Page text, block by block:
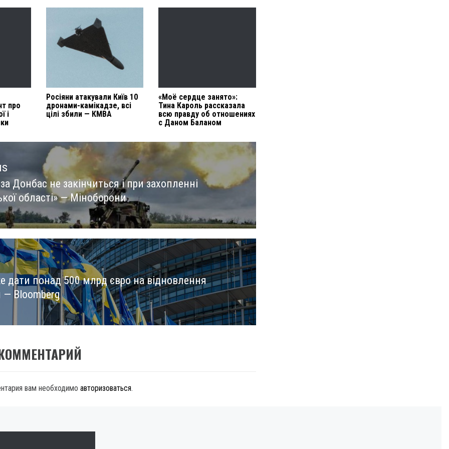
про
і
Росіяни атакували Київ 10
дронами-камікадзе, всі
цілі збили — КМВА
«Моё сердце занято»:
Тина Кароль рассказала
всю правду об отношениях
с Даном Баланом
Донбас не закінчиться і при захопленні
області» — Міноборони
дати понад 500 млрд євро на відновлення
— Bloomberg
вам необходимо авторизоваться.